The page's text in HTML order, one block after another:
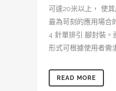
可達20米以上， 使
最為苛刻的應用場合
4 針單排引 腳封裝。
形式可根據使用者需
READ MORE